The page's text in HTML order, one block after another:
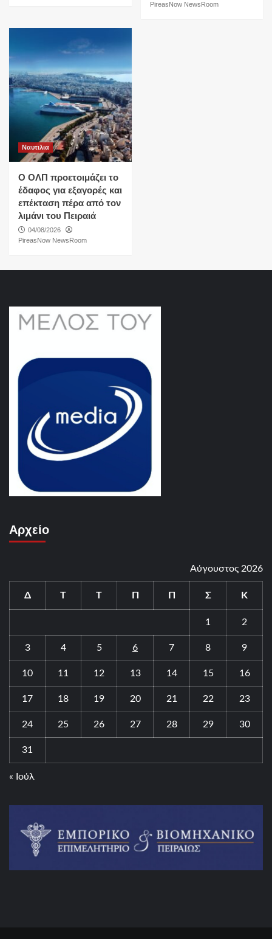
PireasNow NewsRoom
Ναυτιλια
O ΟΛΠ προετοιμάζει το
έδαφος για εξαγορές και
επέκταση πέρα από τον
λιμάνι του Πειραιά
04/08/2026
PireasNow NewsRoom
Αρχείο
Αύγουστος 2026
Δ Τ Τ Π Π Σ Κ
1 2
3 4 5 6 7 8 9
10 11 12 13 14 15 16
17 18 19 20 21 22 23
24 25 26 27 28 29 30
31
« Ιούλ